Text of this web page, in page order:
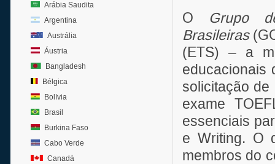
Arábia Saudita
Argentina
Austrália
Áustria
Bangladesh
Bélgica
Bolívia
Brasil
Burkina Faso
Cabo Verde
Canadá
O Grupo
Brasileiras
(ETS) – a
educacionais
solicitação
exame
essenciais
e Writing. O
membros do